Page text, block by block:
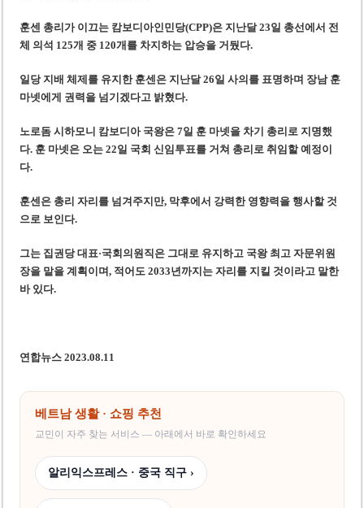
훈센 총리가 이끄는 캄보디아인민당(CPP)은 지난달 23일 총선에서 전
체 의석 125개 중 120개를 차지하는 압승을 거뒀다.
일당 지배 체제를 유지한 훈센은 지난달 26일 사의를 표명하며 장남 훈
마넷에게 권력을 넘기겠다고 밝혔다.
노로돔 시하모니 캄보디아 국왕은 7일 훈 마넷을 차기 총리로 지명했
다. 훈 마넷은 오는 22일 국회 신임투표를 거쳐 총리로 취임할 예정이
다.
훈센은 총리 자리를 넘겨주지만, 막후에서 강력한 영향력을 행사할 것
으로 보인다.
그는 집권당 대표·국회의원직은 그대로 유지하고 국왕 최고 자문위원
장을 맡을 계획이며, 적어도 2033년까지는 자리를 지킬 것이라고 말한
바 있다.
연합뉴스 2023.08.11
베트남 생활 · 쇼핑 추천
교민이 자주 찾는 서비스 — 아래에서 바로 확인하세요
알리익스프레스 · 중국 직구 ›